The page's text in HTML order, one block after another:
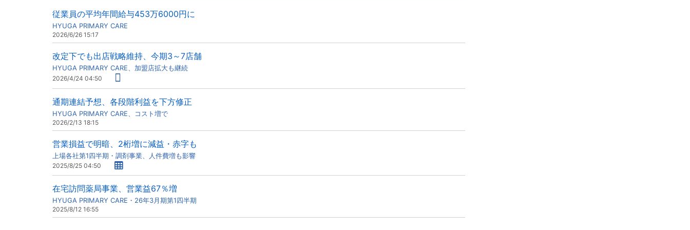
従業員の平均年間給与453万6000円に
HYUGA PRIMARY CARE
2026/6/26 15:17
改定下でも出店戦略維持、今期3～7店舗
HYUGA PRIMARY CARE、加盟店拡大も継続
2026/4/24 04:50
通期連結予想、各段階利益を下方修正
HYUGA PRIMARY CARE、コスト増で
2026/2/13 18:15
営業損益で明暗、2桁増に減益・赤字も
上場各社第1四半期・調剤事業、人件費増も影響
2025/8/25 04:50
在宅訪問薬局事業、営業益67％増
HYUGA PRIMARY CARE・26年3月期第1四半期
2025/8/12 16:55